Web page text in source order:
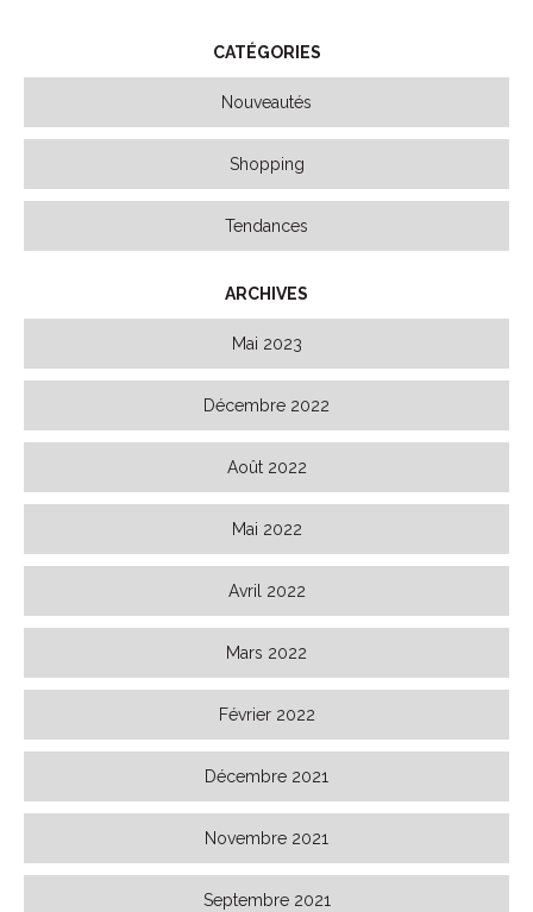
CATÉGORIES
Nouveautés
Shopping
Tendances
ARCHIVES
Mai 2023
Décembre 2022
Août 2022
Mai 2022
Avril 2022
Mars 2022
Février 2022
Décembre 2021
Novembre 2021
Septembre 2021